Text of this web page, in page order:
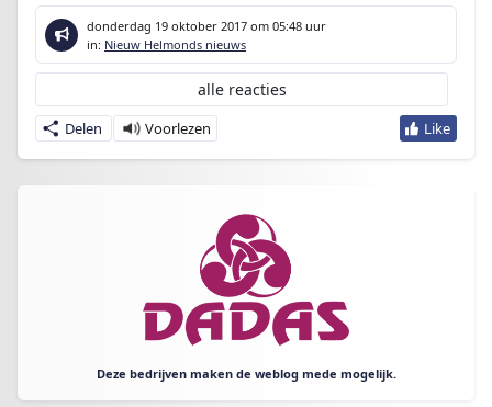
donderdag 19 oktober 2017 om 05:48 uur
in: Nieuw Helmonds nieuws
Delen
alle reacties
Deze bedrijven maken de weblog mede mogelijk.